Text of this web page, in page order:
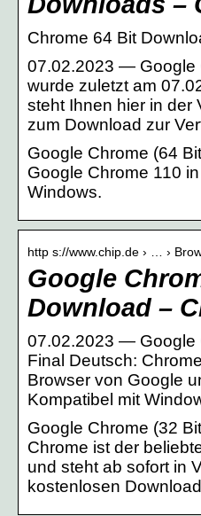
Chrome 64 Bit
07.02.2023 — Google
wurde zuletzt am
steht Ihnen hier in der
zum Download zur
Google Chrome (64
Google Chrome 110
Windows.
http s://www.chip.de › … ›
Google
Download –
07.02.2023 — Google
Final Deutsch:
Browser von Google
Kompatibel mit
Google Chrome (32
Chrome ist der
und steht ab sofort in
kostenlosen